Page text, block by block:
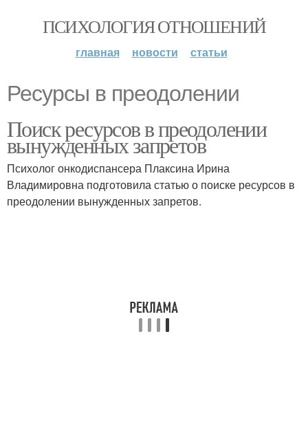
ПСИХОЛОГИЯ ОТНОШЕНИЙ
главная новости статьи
Ресурсы в преодолении
Поиск ресурсов в преодолении
вынужденных запретов
Психолог онкодиспансера Плаксина Ирина
Владимировна подготовила статью о поиске ресурсов в
преодолении вынужденных запретов.